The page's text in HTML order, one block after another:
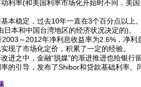
(和美国利率市场化开始时不同，美国
定，过去10年一直在3个百分点以上。
本和中国台湾地区的经济状况决定的)。
～2012年净利息收益率为2.6%，净利息
了市场化定价，积累了一定的经验。
中，金融“脱媒”的渐进推进也给银行留
导，发布了Shibor和贷款基础利率。同